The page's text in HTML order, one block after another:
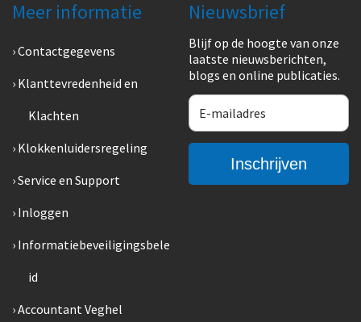
Meer informatie
Contactgegevens
Klanttevredenheid en
Klachten
Klokkenluidersregeling
Service en Support
Inloggen
Informatiebeveiligingsbele
id
Accountant Veghel
Nieuwsbrief
Blijf op de hoogte van onze
laatste nieuwsberichten,
blogs en online publicaties.